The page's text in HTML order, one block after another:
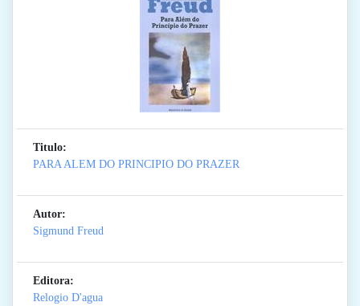
Titulo:
PARA ALEM DO PRINCIPIO DO PRAZER
Autor:
Sigmund Freud
Editora:
Relogio D'agua